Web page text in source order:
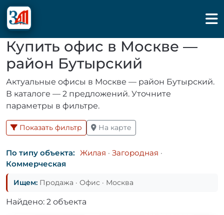
Купить офис в Москве —
район Бутырский
Актуальные офисы в Москве — район Бутырский.
В каталоге — 2 предложений. Уточните
параметры в фильтре.
Показать фильтр На карте
По типу объекта: Жилая · Загородная ·
Коммерческая
Ищем: Продажа · Офис · Москва
Найдено: 2 объекта